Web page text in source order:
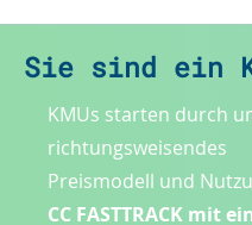
Sie sind ein
KMUs starten durch
richtungsweisendes
Preismodell und
CC FASTTRACK mit